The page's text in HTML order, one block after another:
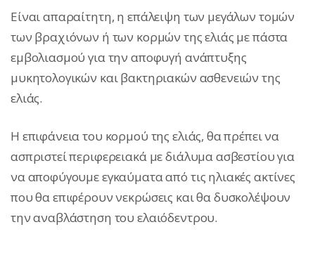
Είναι απαραίτητη, η επάλειψη των μεγάλων τομών
των βραχιόνων ή των κορμών της ελιάς με πάστα
εμβολιασμού για την αποφυγή ανάπτυξης
μυκητολογικών και βακτηριακών ασθενειών της
ελιάς.
Η επιφάνεια του κορμού της ελιάς, θα πρέπει να
ασπριστεί περιφερειακά με διάλυμα ασβεστίου για
να αποφύγουμε εγκαύματα από τις ηλιακές ακτίνες
που θα επιφέρουν νεκρώσεις και θα δυσκολέψουν
την αναβλάστηση του ελαιόδεντρου.